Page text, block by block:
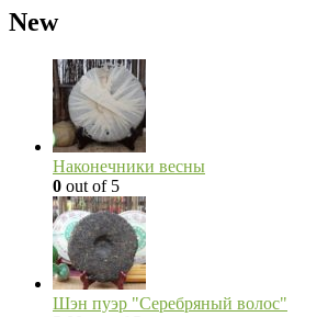
New
Наконечники весны
0 out of 5
Шэн пуэр "Серебряный волос"